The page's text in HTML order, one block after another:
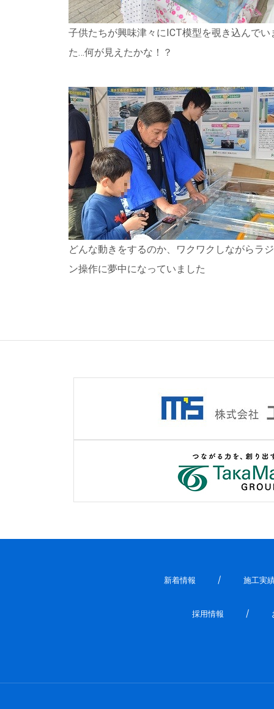
子供たちが興味津々にICT模型を覗き込んでい
た…何が見えたかな！？
どんな動きをするのか、ワクワクしながらラ
ン操作に夢中になっていました
新着情報 施工実
採用情報